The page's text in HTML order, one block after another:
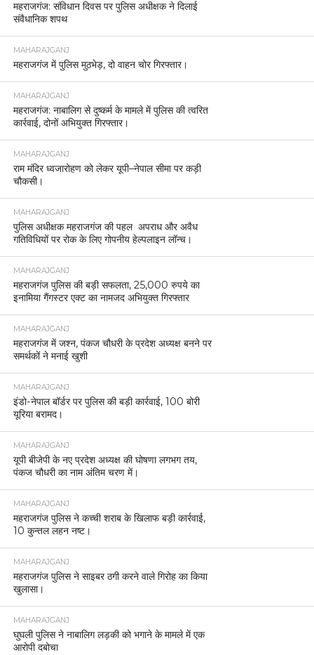
महराजगंज: संविधान दिवस पर पुलिस अधीक्षक ने दिलाई
संवैधानिक शपथ
MAHARAJGANJ
महराजगंज में पुलिस मुठभेड़, दो वाहन चोर गिरफ्तार।
MAHARAJGANJ
महराजगंज: नाबालिग से दुष्कर्म के मामले में पुलिस की त्वरित
कार्रवाई, दोनों अभियुक्त गिरफ्तार।
MAHARAJGANJ
राम मंदिर ध्वजारोहण को लेकर यूपी–नेपाल सीमा पर कड़ी
चौकसी।
MAHARAJGANJ
पुलिस अधीक्षक महराजगंज की पहल अपराध और अवैध
गतिविधियों पर रोक के लिए गोपनीय हेल्पलाइन लॉन्च।
MAHARAJGANJ
महराजगंज पुलिस की बड़ी सफलता, 25,000 रुपये का
इनामिया गैंगस्टर एक्ट का नामजद अभियुक्त गिरफ्तार
MAHARAJGANJ
महराजगंज में जश्न, पंकज चौधरी के प्रदेश अध्यक्ष बनने पर
समर्थकों ने मनाई खुशी
MAHARAJGANJ
इंडो-नेपाल बॉर्डर पर पुलिस की बड़ी कार्रवाई, 100 बोरी
यूरिया बरामद।
MAHARAJGANJ
यूपी बीजेपी के नए प्रदेश अध्यक्ष की घोषणा लगभग तय,
पंकज चौधरी का नाम अंतिम चरण में।
MAHARAJGANJ
महराजगंज पुलिस ने कच्ची शराब के खिलाफ बड़ी कार्रवाई,
10 कुन्तल लहन नष्ट।
MAHARAJGANJ
महराजगंज पुलिस ने साइबर ठगी करने वाले गिरोह का किया
खुलासा।
MAHARAJGANJ
घुघली पुलिस ने नाबालिग लड़की को भगाने के मामले में एक
आरोपी दबोचा